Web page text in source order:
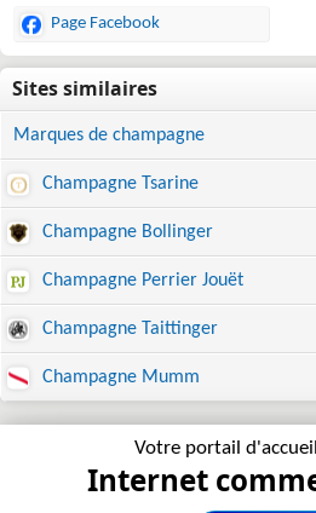
Page Facebook
Marques de champagne
Champagne Tsarine
Champagne Bollinger
Champagne Perrier Jouët
Champagne Taittinger
Champagne Mumm
Votre portail
Internet